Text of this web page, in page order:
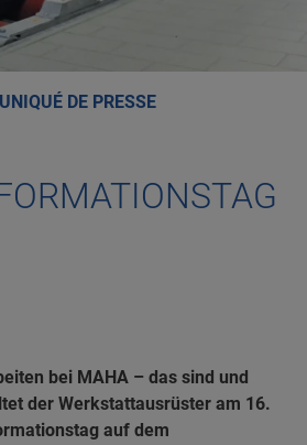
DE PRESSE
bei MAHA – das sind und
der Werkstattausrüster am 16.
auf dem